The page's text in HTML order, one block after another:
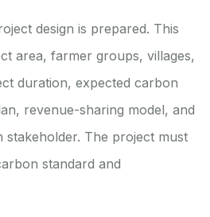
design is prepared. This
area, farmer groups, villages,
duration, expected carbon
revenue-sharing model, and
stakeholder. The project must
standard and